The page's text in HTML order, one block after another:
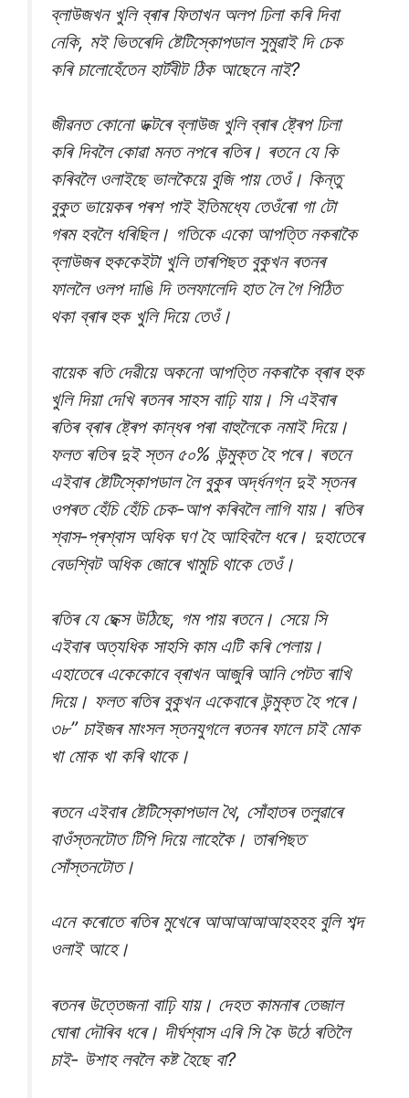
ব্লাউজখন খুলি ব্ৰাৰ ফিতাখন অলপ ঢিলা কৰি দিবা
নেকি, মই ভিতৰেদি ষ্টেটিস্কোপডাল সুমুৱাই দি চেক
কৰি চালোহেঁতেন হাৰ্টবীট ঠিক আছেনে নাই?
জীৱনত কোনো ডক্টৰে ব্লাউজ খুলি ব্ৰাৰ ষ্ট্ৰেপ ঢিলা
কৰি দিবলৈ কোৱা মনত নপৰে ৰতিৰ। ৰতনে যে কি
কৰিবলৈ ওলাইছে ভালকৈয়ে বুজি পায় তেওঁ। কিন্তু
বুকুত ভায়েকৰ পৰশ পাই ইতিমধ্যে তেওঁৰো গা টো
গৰম হবলৈ ধৰিছিল। গতিকে একো আপত্তি নকৰাকৈ
ব্লাউজৰ হুককেইটা খুলি তাৰপিছত বুকুখন ৰতনৰ
ফাললৈ ওলপ দাঙি দি তলফালেদি হাত লৈ গৈ পিঠিত
থকা ব্ৰাৰ হুক খুলি দিয়ে তেওঁ।
বায়েক ৰতি দেৱীয়ে অকনো আপত্তি নকৰাকৈ ব্ৰাৰ হুক
খুলি দিয়া দেখি ৰতনৰ সাহস বাঢ়ি যায়। সি এইবাৰ
ৰতিৰ ব্ৰাৰ ষ্ট্ৰেপ কান্ধৰ পৰা বাহুলৈকে নমাই দিয়ে।
ফলত ৰতিৰ দুই স্তন ৫০% উন্মুক্ত হৈ পৰে। ৰতনে
এইবাৰ ষ্টেটিস্কোপডাল লৈ বুকুৰ অৰ্দ্ধনগ্ন দুই স্তনৰ
ওপৰত হেঁচি হেঁচি চেক-আপ কৰিবলৈ লাগি যায়। ৰতিৰ
শ্বাস-প্ৰশ্বাস অধিক ঘণ হৈ আহিবলৈ ধৰে। দুহাতেৰে
বেডশ্বিট অধিক জোৰে খামুচি থাকে তেওঁ।
ৰতিৰ যে ছেক্স উঠিছে, গম পায় ৰতনে। সেয়ে সি
এইবাৰ অত্যধিক সাহসি কাম এটি কৰি পেলায়।
এহাতেৰে একেকোবে ব্ৰাখন আজুৰি আনি পেটত ৰাখি
দিয়ে। ফলত ৰতিৰ বুকুখন একেবাৰে উন্মুক্ত হৈ পৰে।
৩৮” চাইজৰ মাংসল স্তনযুগলে ৰতনৰ ফালে চাই মোক
খা মোক খা কৰি থাকে।
ৰতনে এইবাৰ ষ্টেটিস্কোপডাল থৈ, সোঁহাতৰ তলুৱাৰে
বাওঁস্তনটোত টিপি দিয়ে লাহেকৈ। তাৰপিছত
সোঁস্তনটোত।
এনে কৰোতে ৰতিৰ মুখেৰে আআআআআহহহহ বুলি শব্দ
ওলাই আহে।
ৰতনৰ উত্তেজনা বাঢ়ি যায়। দেহত কামনাৰ তেজাল
ঘোৰা দৌৰিব ধৰে। দীৰ্ঘশ্বাস এৰি সি কৈ উঠে ৰতিলৈ
চাই- উশাহ লবলৈ কষ্ট হৈছে বা?